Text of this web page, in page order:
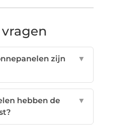
zijn
▼
hebben de
▼